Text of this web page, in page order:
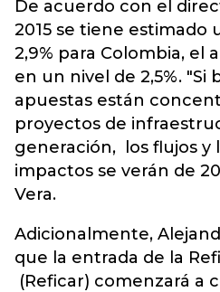
De acuerdo con el
2015 se tiene estimado
2,9% para Colombia, el
en un nivel de 2,5%. "Si
apuestas están
proyectos de
generación, los flujos y
impactos se verán de
Vera.
Adicionalmente,
que la entrada de la
(Reficar) comenzará a